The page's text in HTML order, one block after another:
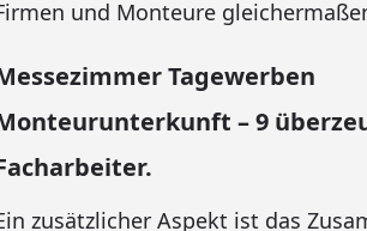
und Monteure
Tagewerben
– 9
zusätzlicher Aspekt ist das